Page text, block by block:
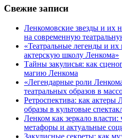
Свежие записи
Ленкомовские звезды и их
на современную
«Театральные легенды и
актерскую школу Ленкома»
Тайны закулисья: как
магию Ленкома
«Легендарные роли
театральных образов в
Ретроспектива: как актеры
образы в культовые
Ленком как зеркало власти:
метафоры и актуальные
Закулисные секреты: как